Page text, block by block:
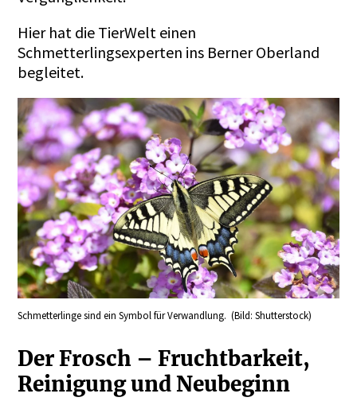
Hierhat die TierWelt einen
Schmetterlingsexperten ins Berner Oberland
begleitet.
Schmetterlinge sind ein Symbol für Verwandlung. (Bild: Shutterstock)
Der Frosch – Fruchtbarkeit,
Reinigung und Neubeginn